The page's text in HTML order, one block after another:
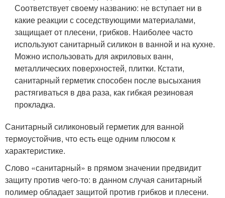
Соответствует своему названию: не вступает ни в
какие реакции с соседствующими материалами,
защищает от плесени, грибков. Наиболее часто
используют санитарный силикон в ванной и на кухне.
Можно использовать для акриловых ванн,
металлических поверхностей, плитки. Кстати,
санитарный герметик способен после высыхания
растягиваться в два раза, как гибкая резиновая
прокладка.
Санитарный силиконовый герметик для ванной
термоустойчив, что есть еще одним плюсом к
характеристике.
Слово «санитарный» в прямом значении предвидит
защиту против чего-то: в данном случая санитарный
полимер обладает защитой против грибков и плесени.